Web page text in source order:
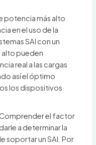
potencia más alto
en el uso de la
SAI con un
pueden
real a las cargas
así el óptimo
los dispositivos
el factor
a determinar la
soportar un SAI. Por